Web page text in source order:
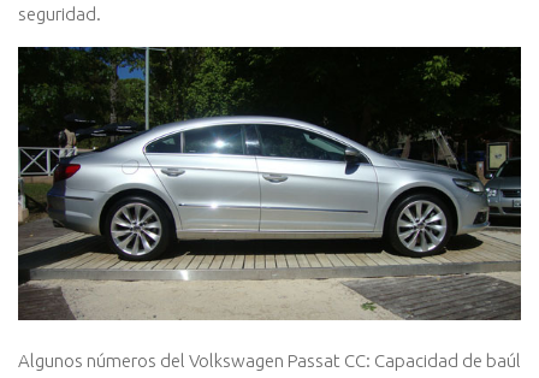
seguridad.
Algunos números del Volkswagen Passat CC: Capacidad de baúl